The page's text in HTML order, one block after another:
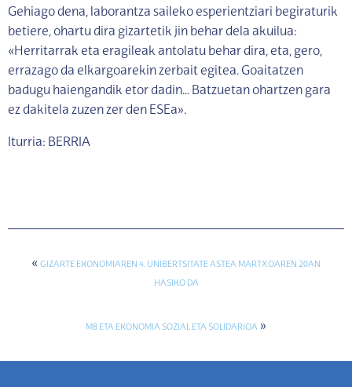
Gehiago dena, laborantza saileko esperientziari begiraturik
betiere, ohartu dira gizartetik jin behar dela akuilua:
«Herritarrak eta eragileak antolatu behar dira, eta, gero,
errazago da elkargoarekin zerbait egitea. Goaitatzen
badugu haiengandik etor dadin… Batzuetan ohartzen gara
ez dakitela zuzen zer den ESEa».
Iturria: BERRIA
« GIZARTE EKONOMIAREN 4. UNIBERTSITATE ASTEA MARTXOAREN 20AN
HASIKO DA
M8 ETA EKONOMIA SOZIAL ETA SOLIDARIOA »